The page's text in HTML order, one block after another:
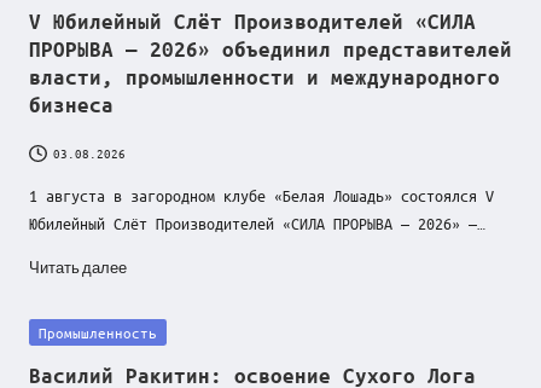
V Юбилейный Слёт Производителей «СИЛА
ПРОРЫВА — 2026» объединил представителей
власти, промышленности и международного
бизнеса
03.08.2026
1 августа в загородном клубе «Белая Лошадь» состоялся V
Юбилейный Слёт Производителей «СИЛА ПРОРЫВА — 2026» —…
Читать далее
Posted
Промышленность
Василий Ракитин: освоение Сухого Лога